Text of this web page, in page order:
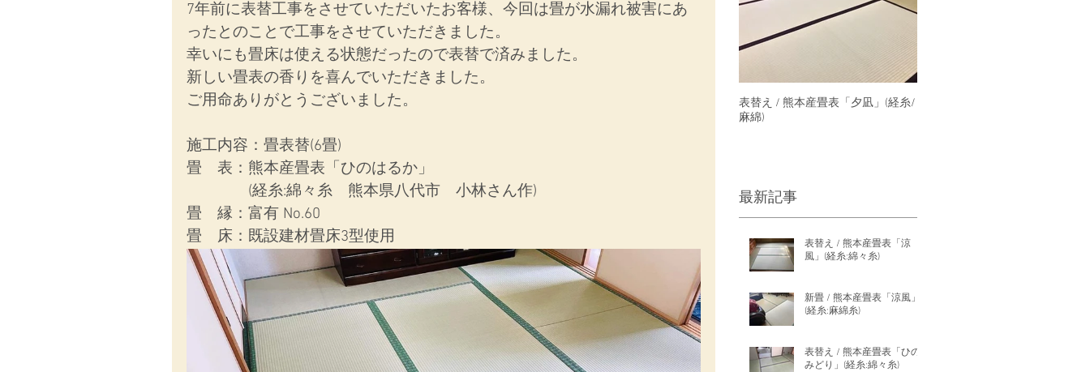
7年前に表替工事をさせていただいたお客様、今回は畳が水漏れ被害にあ
ったとのことで工事をさせていただきました。
幸いにも畳床は使える状態だったので表替で済みました。
新しい畳表の香りを喜んでいただきました。
ご用命ありがとうございました。
施工内容： 畳表替(6畳)
畳　表：熊本産畳表「ひのはるか」
(経糸:綿々糸　熊本県八代市　小林さん作)
畳　縁：富有 No.60
畳　床：既設建材畳床3型使用
表替え / 熊本産畳表「夕凪」(経糸/
麻綿)
最新記事
表替え / 熊本産畳表「涼
風」(経糸:綿々糸)
新畳 / 熊本産畳表「涼風」
(経糸:麻綿糸)
表替え / 熊本産畳表「ひの
みどり」(経糸:綿々糸)